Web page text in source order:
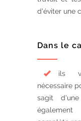
d'éviter une
Dans le
ils
nécessaire
sagit